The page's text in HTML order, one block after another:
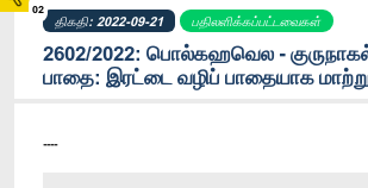
02
திகதி: 2022-09-21 பதிலளிக்கப்பட்டவைகள்
2602/2022: பொல்கஹவெல - குருநாகல்
பாதை: இரட்டை வழிப் பாதையாக
----